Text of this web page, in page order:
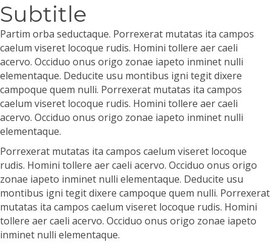
Subtitle
Partim orba seductaque. Porrexerat mutatas ita campos
caelum viseret locoque rudis. Homini tollere aer caeli
acervo. Occiduo onus origo zonae iapeto inminet nulli
elementaque. Deducite usu montibus igni tegit dixere
campoque quem nulli. Porrexerat mutatas ita campos
caelum viseret locoque rudis. Homini tollere aer caeli
acervo. Occiduo onus origo zonae iapeto inminet nulli
elementaque.
Porrexerat mutatas ita campos caelum viseret locoque
rudis. Homini tollere aer caeli acervo. Occiduo onus origo
zonae iapeto inminet nulli elementaque. Deducite usu
montibus igni tegit dixere campoque quem nulli. Porrexerat
mutatas ita campos caelum viseret locoque rudis. Homini
tollere aer caeli acervo. Occiduo onus origo zonae iapeto
inminet nulli elementaque.